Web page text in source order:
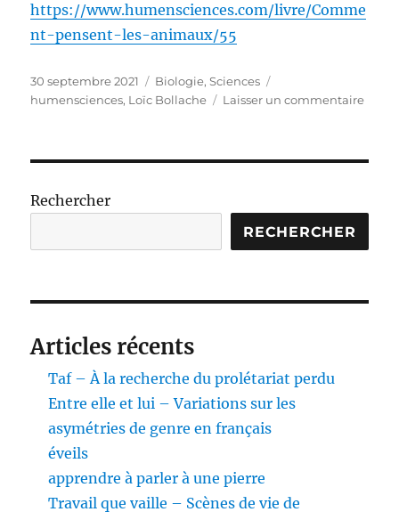
https://www.humensciences.com/livre/Comme
nt-pensent-les-animaux/55
Publié
le
30 septembre 2021 Catégories
Biologie,Sciences
humensciences, Loïc Bollache Laisser un commentairesur
Rechercher
RECHERCHER
Articles récents
Taf – À la recherche du prolétariat perdu
Entre elle et lui – Variations sur les
asymétries de genre en français
éveils
apprendre à parler à une pierre
Travail que vaille – Scènes de vie de